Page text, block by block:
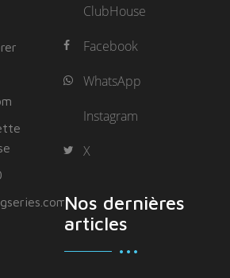
ClubHouse
Facebook
WhatsApp
Instagram
X
Nos dernières
articles